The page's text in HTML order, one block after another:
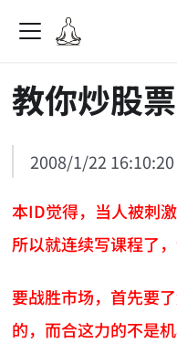
教你炒股
2008/1/22 16:10:20
本ID觉得，当人被刺
所以就连续写课程了
要战胜市场，首先要
的，而合这力的不是